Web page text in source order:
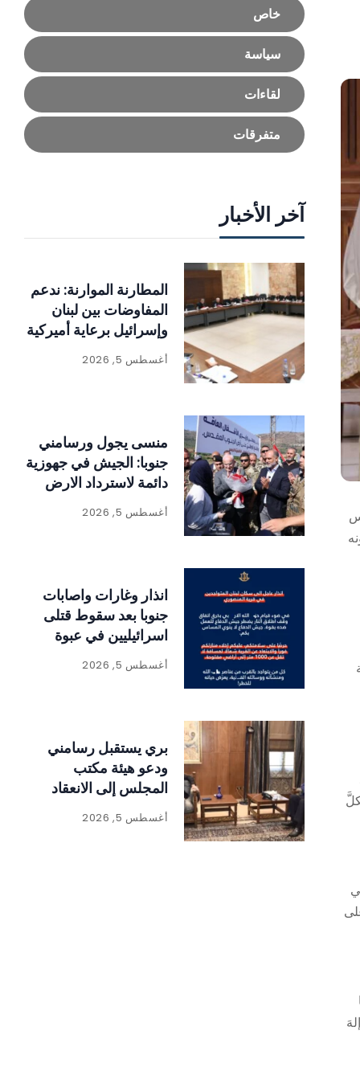
خاص
سياسة
لقاءات
متفرقات
آخر الأخبار
المطارنة الموارنة: ندعم
المفاوضات بين لبنان
وإسرائيل برعاية أميركية
أغسطس 5, 2026
منسى يجول ورسامني
جنوبا: الجيش في جهوزية
دائمة لاسترداد الارض
أغسطس 5, 2026
انذار وغارات واصابات
جنوبا بعد سقوط قتلى
اسرائيليين في عبوة
ناسفة
أغسطس 5, 2026
بري يستقبل رسامني
ودعو هيئة مكتب
المجلس إلى الانعقاد
أغسطس 5, 2026